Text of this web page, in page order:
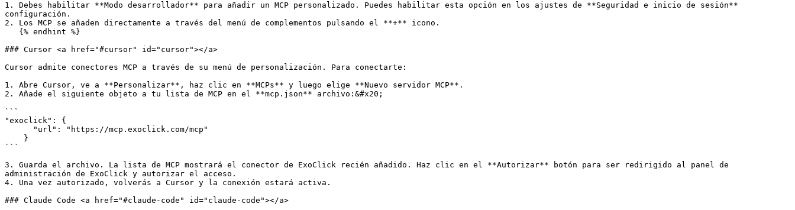
1. Debes habilitar **Modo desarrollador** para añadir un MCP personalizado. Puedes habilitar esta opción en los ajustes de **Seguridad e inicio de sesión**
configuración.
2. Los MCP se añaden directamente a través del menú de complementos pulsando el **+** icono.
### Cursor <a href="#cursor" id="cursor"></a>
Cursor admite conectores MCP a través de su menú de personalización. Para conectarte:
1. Abre Cursor, ve a **Personalizar**, haz clic en **MCPs** y luego elige **Nuevo servidor MCP**.
2. Añade el siguiente objeto a tu lista de MCP en el **mcp.json** archivo:&#x20;
```
"exoclick": {
```
3. Guarda el archivo. La lista de MCP mostrará el conector de ExoClick recién añadido. Haz clic en el **Autorizar** botón para ser redirigido al panel de
administración de ExoClick y autorizar el acceso.
4. Una vez autorizado, volverás a Cursor y la conexión estará activa.
### Claude Code <a href="#claude-code" id="claude-code"></a>